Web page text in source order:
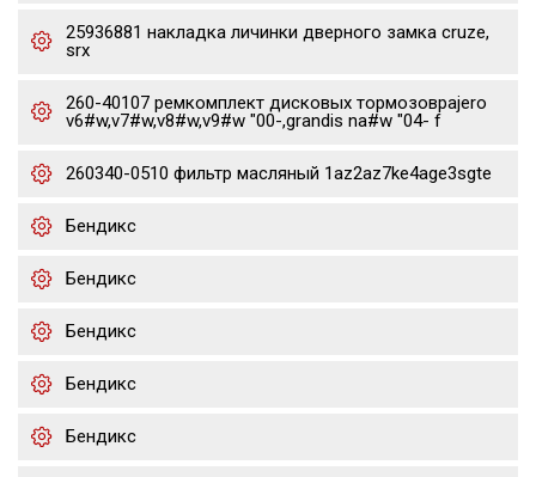
25936881 накладка личинки дверного замка cruze,
srx
260-40107 ремкомплект дисковых тормозовpajero
v6#w,v7#w,v8#w,v9#w "00-,grandis na#w "04- f
260340-0510 фильтр масляный 1az2az7ke4age3sgte
Бендикс
Бендикс
Бендикс
Бендикс
Бендикс